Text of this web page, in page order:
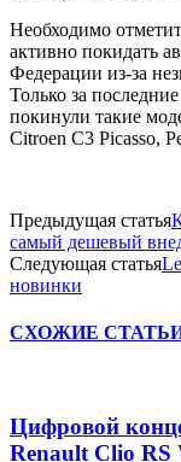
Необходимо
активно покидать
Федерации из-за
Только за
покинули такие
Citroen C3 Picasso,
Предыдущая статья
самый дешевый
Следующая статья
новинки
СХОЖИЕ
Цифровой
Renault Clio RS